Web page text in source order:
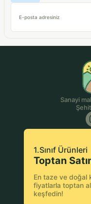
E-posta adresiniz
1.Sınıf Ürünleri
Toptan
En taze ve doğal
fiyatlarla toptan
keşfedin!
Sanayi